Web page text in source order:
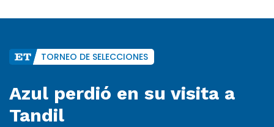
TORNEO DE SELECCIONES
Azul perdió en su visita a
Tandil